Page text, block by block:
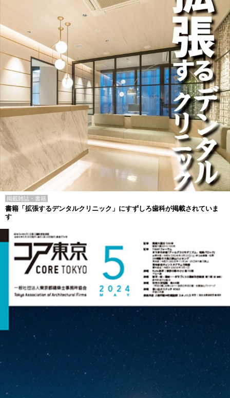
掲載雑誌・書籍
書籍「拡張するデンタルクリニック」にすずしろ歯科が掲載されていま
す